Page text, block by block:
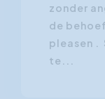
zonder
de
pleasen .
te...